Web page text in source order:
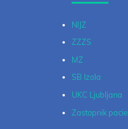
NIJZ
ZZZS
MZ
SB Izola
UKC Ljubljana
Zastopnik